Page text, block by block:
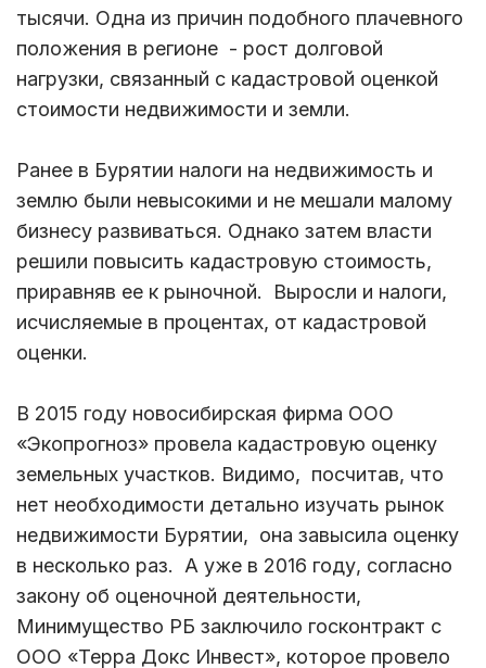
тысячи. Одна из причин подобного плачевного
положения в регионе - рост долговой
нагрузки, связанный с кадастровой оценкой
стоимости недвижимости и земли.
Ранее в Бурятии налоги на недвижимость и
землю были невысокими и не мешали малому
бизнесу развиваться. Однако затем власти
решили повысить кадастровую стоимость,
приравняв ее к рыночной. Выросли и налоги,
исчисляемые в процентах, от кадастровой
оценки.
В 2015 году новосибирская фирма ООО
«Экопрогноз» провела кадастровую оценку
земельных участков. Видимо, посчитав, что
нет необходимости детально изучать рынок
недвижимости Бурятии, она завысила оценку
в несколько раз. А уже в 2016 году, согласно
закону об оценочной деятельности,
Минимущество РБ заключило госконтракт с
ООО «Терра Докс Инвест», которое провело